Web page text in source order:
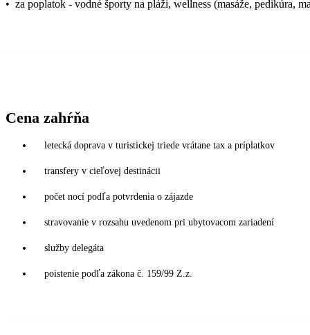
• za poplatok - vodné športy na pláži, wellness (masáže, pedikúra,
Cena zahŕňa
letecká doprava v turistickej triede vrátane tax a príplatkov
transfery v cieľovej destinácii
počet nocí podľa potvrdenia o zájazde
stravovanie v rozsahu uvedenom pri ubytovacom zariadení
služby delegáta
poistenie podľa zákona č. 159/99 Z.z.